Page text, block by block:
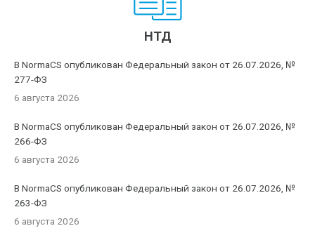
НТД
В NormaCS опубликован Федеральный закон от 26.07.2026, №
277-ФЗ
6 августа 2026
В NormaCS опубликован Федеральный закон от 26.07.2026, №
266-ФЗ
6 августа 2026
В NormaCS опубликован Федеральный закон от 26.07.2026, №
263-ФЗ
6 августа 2026